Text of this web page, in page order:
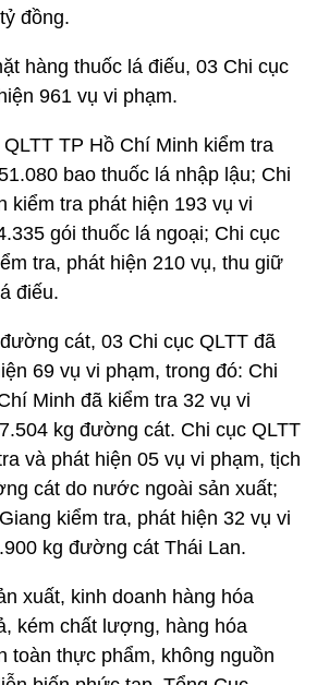
đồng.
hàng thuốc lá điếu, 03 Chi cục
961 vụ vi phạm.
TP Hồ Chí Minh kiểm tra
bao thuốc lá nhập lậu; Chi
kiểm tra phát hiện 193 vụ vi
gói thuốc lá ngoại; Chi cục
tra, phát hiện 210 vụ, thu giữ
điếu.
cát, 03 Chi cục QLTT đã
69 vụ vi phạm, trong đó: Chi
Minh đã kiểm tra 32 vụ vi
kg đường cát. Chi cục QLTT
và phát hiện 05 vụ vi phạm, tịch
cát do nước ngoài sản xuất;
kiểm tra, phát hiện 32 vụ vi
kg đường cát Thái Lan.
xuất, kinh doanh hàng hóa
kém chất lượng, hàng hóa
toàn thực phẩm, không nguồn